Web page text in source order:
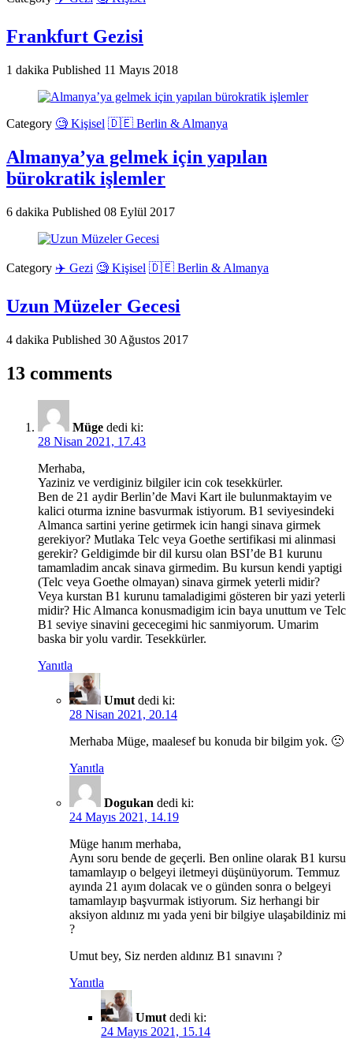
Frankfurt Gezisi
1 dakika Published 11 Mayıs 2018
Category 🧐 Kişisel 🇩🇪 Berlin & Almanya
Almanya’ya gelmek için yapılan
bürokratik işlemler
6 dakika Published 08 Eylül 2017
Category ✈️ Gezi 🧐 Kişisel 🇩🇪 Berlin & Almanya
Uzun Müzeler Gecesi
4 dakika Published 30 Ağustos 2017
13 comments
Müge dedi ki:
28 Nisan 2021, 17.43
Merhaba,
Yaziniz ve verdiginiz bilgiler icin cok tesekkürler.
Ben de 21 aydir Berlin’de Mavi Kart ile bulunmaktayim ve
kalici oturma iznine basvurmak istiyorum. B1 seviyesindeki
Almanca sartini yerine getirmek icin hangi sinava girmek
gerekiyor? Mutlaka Telc veya Goethe sertifikasi mi alinmasi
gerekir? Geldigimde bir dil kursu olan BSI’de B1 kurunu
tamamladim ancak sinava girmedim. Bu kursun kendi yaptigi
(Telc veya Goethe olmayan) sinava girmek yeterli midir?
Veya kurstan B1 kurunu tamaladigimi gösteren bir yazi yeterli
midir? Hic Almanca konusmadigim icin baya unuttum ve Telc
B1 seviye sinavini gececegimi hic sanmiyorum. Umarim
baska bir yolu vardir. Tesekkürler.
Yanıtla
Umut dedi ki:
28 Nisan 2021, 20.14
Merhaba Müge, maalesef bu konuda bir bilgim yok. 🙁
Yanıtla
Dogukan dedi ki:
24 Mayıs 2021, 14.19
Müge hanım merhaba,
Aynı soru bende de geçerli. Ben online olarak B1 kursu
tamamlayıp o belgeyi iletmeyi düşünüyorum. Temmuz
ayında 21 ayım dolacak ve o günden sonra o belgeyi
tamamlayıp başvurmak istiyorum. Siz herhangi bir
aksiyon aldınız mı yada yeni bir bilgiye ulaşabildiniz mi
?
Umut bey, Siz nerden aldınız B1 sınavını ?
Yanıtla
Umut dedi ki:
24 Mayıs 2021, 15.14